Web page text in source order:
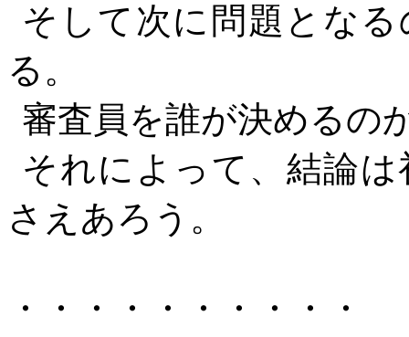
そして次に問題とな
る。
審査員を誰が決めるの
それによって、結論
さえあろう。
・・・・・・・・・・